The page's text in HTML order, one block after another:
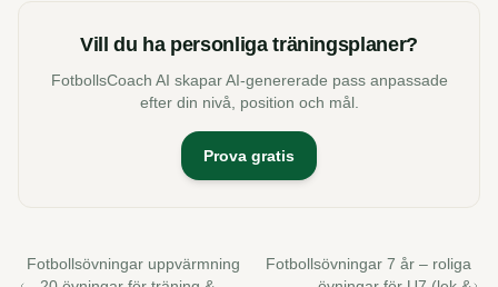
Vill du ha personliga träningsplaner?
FotbollsCoach AI skapar AI-genererade pass anpassade
efter din nivå, position och mål.
Prova gratis
Fotbollsövningar uppvärmning
Fotbollsövningar 7 år – roliga